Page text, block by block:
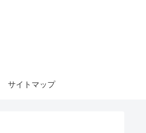
サイトマップ